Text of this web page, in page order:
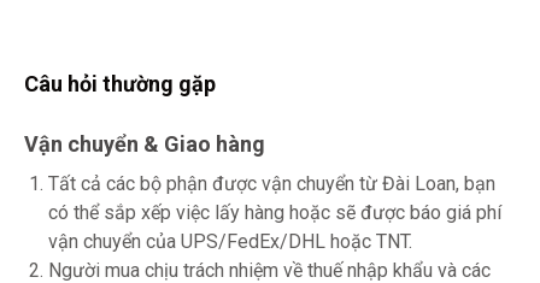
Câu hỏi thường gặp
Vận chuyển & Giao hàng
Tất cả các bộ phận được vận chuyển từ Đài Loan, bạn
có thể sắp xếp việc lấy hàng hoặc sẽ được báo giá phí
vận chuyển của UPS/FedEx/DHL hoặc TNT.
Người mua chịu trách nhiệm về thuế nhập khẩu và các